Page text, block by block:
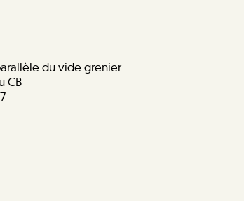
du vide grenier
CB